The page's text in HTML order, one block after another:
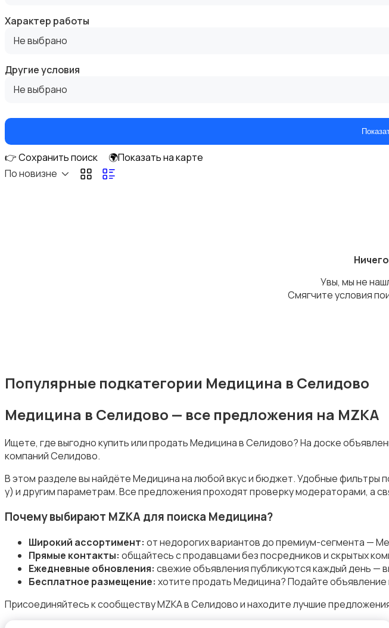
Госслужба
Добыча сырья, энергетика
Информационные технологии
Искусство и развлечения
Магазины
Характер работы
Не выбрано
Другие условия
Не выбрано
👉 Сохранить поиск
🌍Показать на карте
По новизне
Увы, мы не
Смягчите условия
Популярные подкатегории Медицина в Селидово
Медицина в Селидово — все предложения на MZKA
Ищете, где выгодно купить или продать Медицина в Селидово? На доске
компаний Селидово.
В этом разделе вы найдёте Медицина на любой вкус и бюджет. Удобные фильтры
у) и другим параметрам. Все предложения проходят проверку модераторами, а
Почему выбирают MZKA для поиска Медицина?
Широкий ассортимент: от недорогих вариантов до премиум-сегмента —
Прямые контакты: общайтесь с продавцами без посредников и скрытых
Ежедневные обновления: свежие объявления публикуются каждый день —
Бесплатное размещение: хотите продать Медицина? Подайте объявление
Присоединяйтесь к сообществу MZKA в Селидово и находите лучшие